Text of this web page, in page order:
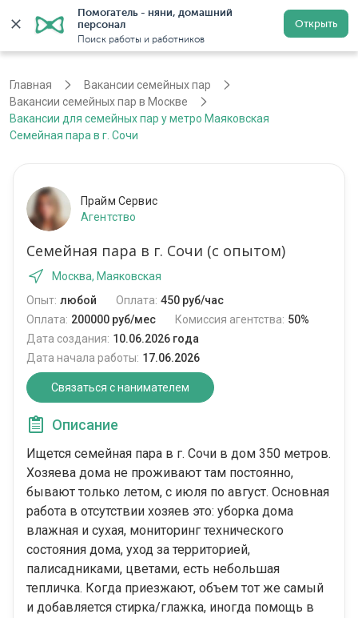
Помогатель - няни, домашний
персонал
Поиск работы и работников
Открыть
Регистрация
Главная
Вакансии семейных пар
Вакансии семейных пар в Москве
Вакансии для семейных пар у метро Маяковская
Семейная пара в г. Сочи
Прайм Сервис
Агентство
Семейная пара в г. Сочи (с опытом)
Москва, Маяковская
Опыт: любой Оплата: 450 руб/час
Оплата: 200000 руб/мес Комиссия агентства: 50%
Дата создания: 10.06.2026 года
Дата начала работы: 17.06.2026
Связаться с нанимателем
Описание
Ищется семейная пара в г. Сочи в дом 350 метров.
Хозяева дома не проживают там постоянно,
бывают только летом, с июля по август. Основная
работа в отсутствии хозяев это: уборка дома
влажная и сухая, мониторинг технического
состояния дома, уход за территорией,
палисадниками, цветами, есть небольшая
тепличка. Когда приезжают, объем тот же самый
и добавляется стирка/глажка, иногда помощь в